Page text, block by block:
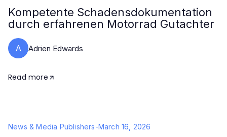
Kompetente Schadensdokumentation
durch erfahrenen Motorrad Gutachter
A Adrien Edwards
Read more
News & Media Publishers-March 16, 2026